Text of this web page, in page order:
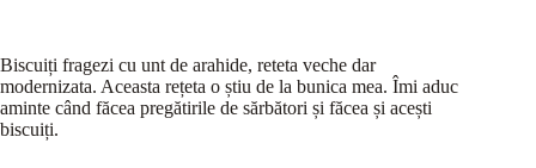
Biscuiți fragezi cu unt de arahide, reteta veche dar
modernizata. Aceasta rețeta o știu de la bunica mea. Îmi aduc
aminte când făcea pregătirile de sărbători și făcea și acești
biscuiți.